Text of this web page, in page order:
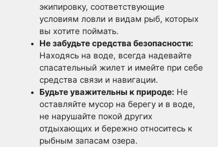
экипировку, соответствующие
условиям ловли и видам рыб, которых
вы хотите поймать.
Не забудьте средства безопасности:
Находясь на воде, всегда надевайте
спасательный жилет и имейте при себе
средства связи и навигации.
Будьте уважительны к природе: Не
оставляйте мусор на берегу и в воде,
не нарушайте покой других
отдыхающих и бережно относитесь к
рыбным запасам озера.